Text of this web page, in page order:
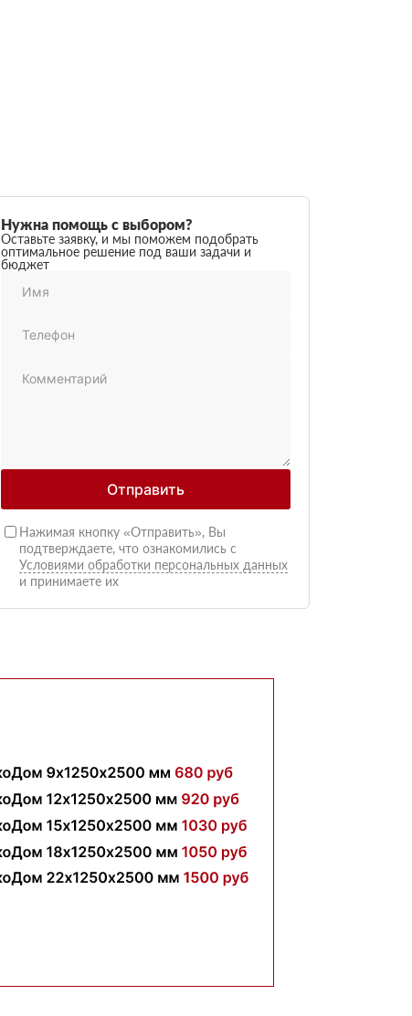
Нужна помощь с выбором?
Оставьте заявку, и мы поможем подобрать
оптимальное решение под ваши задачи и
бюджет
Отправить
Нажимая кнопку «Отправить», Вы
подтверждаете, что ознакомились с
Условиями обработки персональных данных
и принимаете их